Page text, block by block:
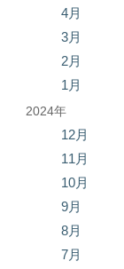
4月
3月
2月
1月
2024年
12月
11月
10月
9月
8月
7月